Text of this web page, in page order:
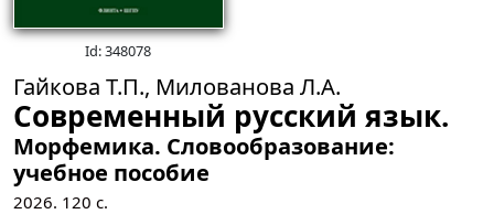
Id: 348078
Гайкова Т.П., Милованова Л.А.
Современный русский язык.
Морфемика. Словообразование:
учебное пособие
2026. 120 с.